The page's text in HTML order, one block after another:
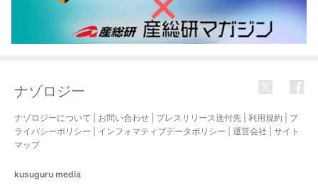
ナゾロジー
ナゾロジーについて お問い合わせ プレスリリース送付先 利用規約
プ
ライバシーポリシー
インフォマティブデータポリシー 運営会社
サイト
マップ
kusuguru media